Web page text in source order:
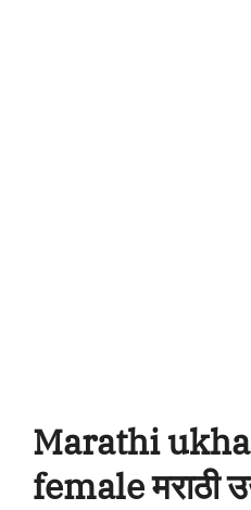
Marathi
female मराठी